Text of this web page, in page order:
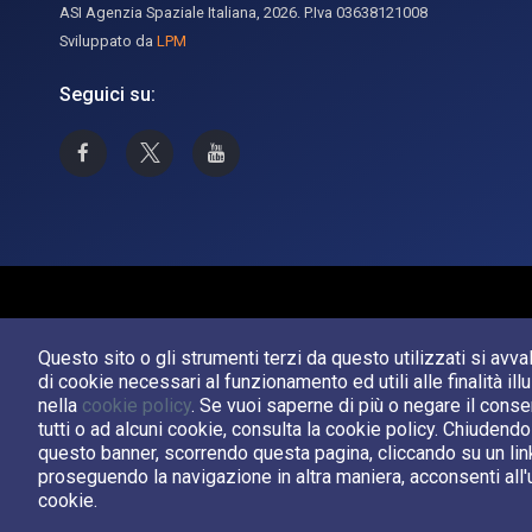
Questo sito o gli strumenti terzi da questo utilizzati si
di cookie necessari al funzionamento ed utili alle finalità
nella cookie policy. Se vuoi saperne di più o negare il
tutti o ad alcuni cookie, consulta la cookie policy. Chiudendo
questo banner, scorrendo questa pagina, cliccando su un
proseguendo la navigazione in altra maniera, acconsenti
cookie.
ASI Agenzia Spaziale Italiana, 2026. P.Iva 03638121008
Sviluppato da LPM
Seguici su:
Asi su Facebook
Asi su XCanale Asi su YouTube